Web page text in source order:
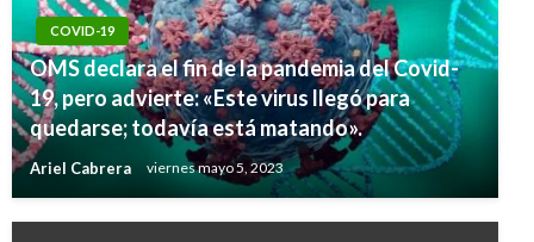
COVID-19
OMS declara el fin de la pandemia del Covid-
19, pero advierte: «Este virus llegó para
quedarse; todavía está matando».
Ariel Cabrera viernes mayo 5, 2023